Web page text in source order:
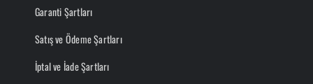
Garanti Şartları
Satış ve Ödeme Şartları
İptal ve İade Şartları